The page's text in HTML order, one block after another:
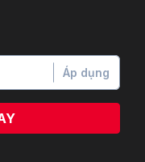
Áp dụng